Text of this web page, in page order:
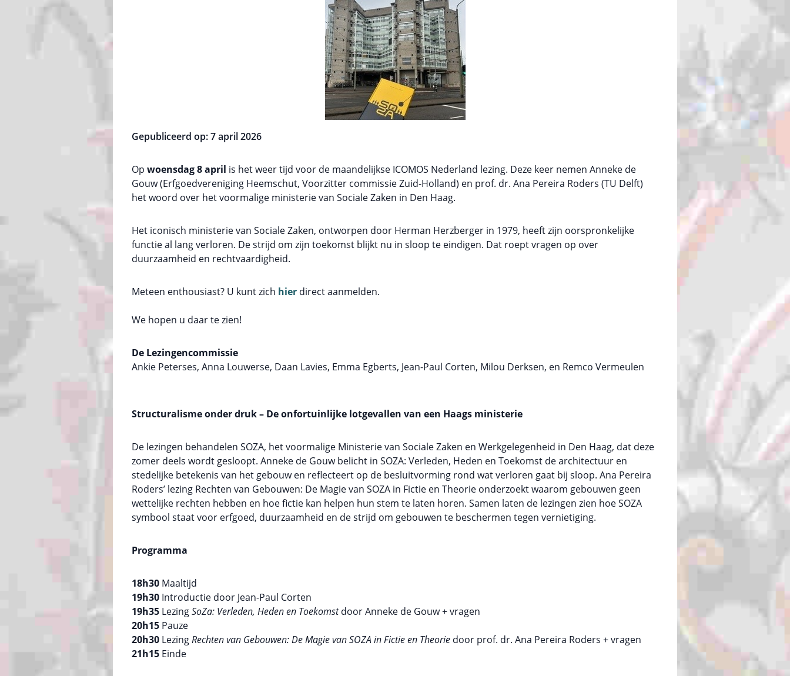
Gepubliceerd op: 7 april 2026
Op woensdag 8 april is het weer tijd voor de maandelijkse ICOMOS Nederland lezing. Deze keer nemen Anneke de
Gouw (Erfgoedvereniging Heemschut, Voorzitter commissie Zuid-Holland) en prof. dr. Ana Pereira Roders (TU Delft)
het woord over het voormalige ministerie van Sociale Zaken in Den Haag.
Het iconisch ministerie van Sociale Zaken, ontworpen door Herman Herzberger in 1979, heeft zijn oorspronkelijke
functie al lang verloren. De strijd om zijn toekomst blijkt nu in sloop te eindigen. Dat roept vragen op over
duurzaamheid en rechtvaardigheid.
Meteen enthousiast? U kunt zich hier direct aanmelden.
We hopen u daar te zien!
De Lezingencommissie
Ankie Peterses, Anna Louwerse, Daan Lavies, Emma Egberts, Jean-Paul Corten, Milou Derksen, en Remco Vermeulen
Structuralisme onder druk – De onfortuinlijke lotgevallen van een Haags ministerie
De lezingen behandelen SOZA, het voormalige Ministerie van Sociale Zaken en Werkgelegenheid in Den Haag, dat deze
zomer deels wordt gesloopt. Anneke de Gouw belicht in SOZA: Verleden, Heden en Toekomst de architectuur en
stedelijke betekenis van het gebouw en reflecteert op de besluitvorming rond wat verloren gaat bij sloop. Ana Pereira
Roders’ lezing Rechten van Gebouwen: De Magie van SOZA in Fictie en Theorie onderzoekt waarom gebouwen geen
wettelijke rechten hebben en hoe fictie kan helpen hun stem te laten horen. Samen laten de lezingen zien hoe SOZA
symbool staat voor erfgoed, duurzaamheid en de strijd om gebouwen te beschermen tegen vernietiging.
Programma
18h30 Maaltijd
19h30 Introductie door Jean-Paul Corten
19h35 LezingSoZa: Verleden, Heden en Toekomstdoor Anneke de Gouw + vragen
20h15 Pauze
20h30 LezingRechten van Gebouwen: De Magie van SOZA in Fictie en Theorie door prof. dr. Ana Pereira Roders + vragen
21h15 Einde